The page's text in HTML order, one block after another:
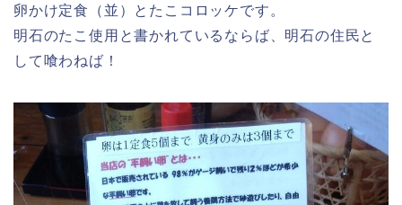
卵かけ定食（並）とたこコロッケです。
明石のたこ使用と書かれているならば、明石の住民と
して喰わねば！